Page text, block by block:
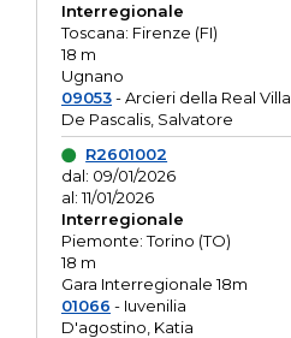
Interregionale
Toscana: Firenze (FI)
18 m
Ugnano
09053- Arcieri della Real Villa
De Pascalis, Salvatore
R2601002
dal: 09/01/2026
al: 11/01/2026
Interregionale
Piemonte: Torino (TO)
18 m
Gara Interregionale 18m
01066 - Iuvenilia
D'agostino, Katia